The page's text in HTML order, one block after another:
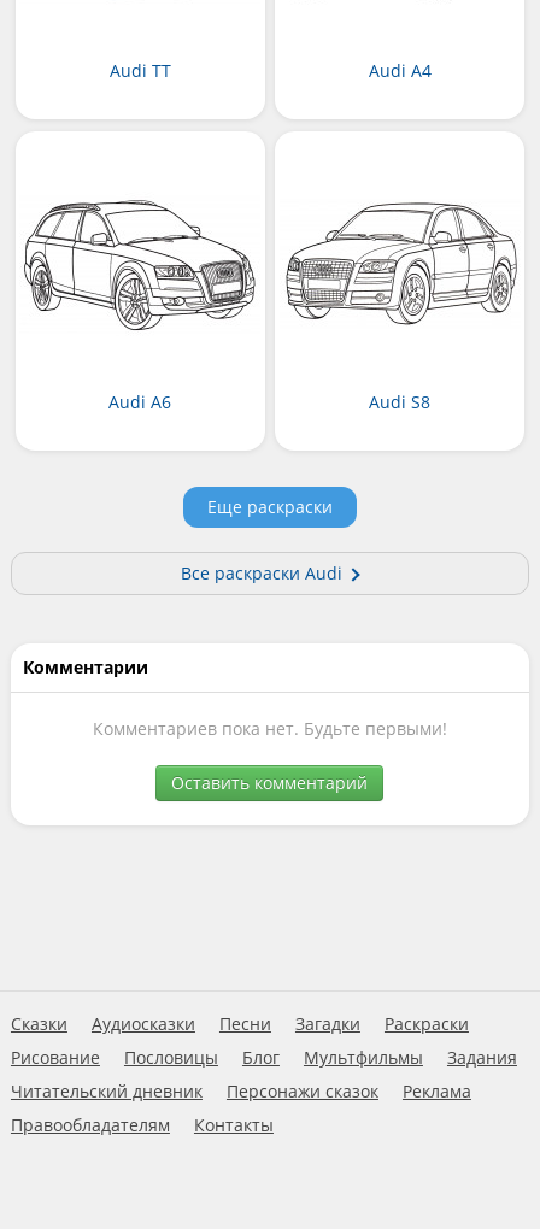
Audi TT Audi A4
Audi A6 Audi S8
Еще раскраски
Все раскраски Audi
Комментарии
Комментариев пока нет. Будьте первыми!
Оставить комментарий
Сказки Аудиосказки Песни Загадки
Раскраски
Рисование
Пословицы Блог Мультфильмы
Задания
Читательский дневник
Персонажи сказок
Реклама
Правообладателям
Контакты